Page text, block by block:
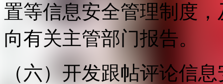
置等信息安全管理制度
向有关主管部门报告。
（六）开发跟帖评论信